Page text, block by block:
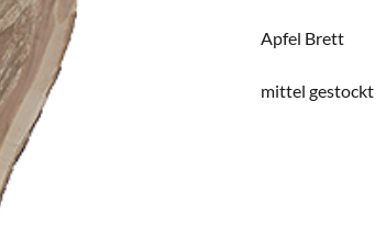
Apfel Brett
mittel gestockt